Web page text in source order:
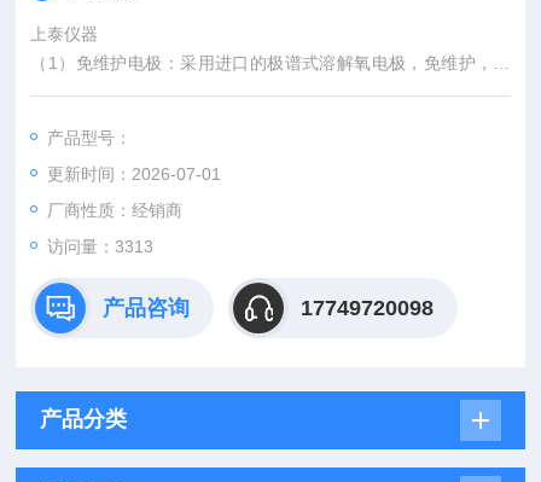
上泰仪器
（1）免维护电极：采用进口的极谱式溶解氧电极，免维护，无
需更换电解液及电解膜，具有超长的使用寿命;
产品型号：
更新时间：2026-07-01
厂商性质：经销商
访问量：3313
产品咨询 17749720098
产品分类